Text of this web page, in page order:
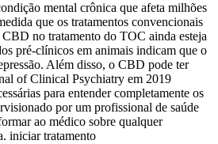
mental crônica que afeta milhões
que os tratamentos convencionais
CBD no tratamento do TOC ainda esteja
pré-clínicos em animais indicam que o
Além disso, o CBD pode ter
of Clinical Psychiatry em 2019
para entender completamente os
por um profissional de saúde
ao médico sobre qualquer
iniciar tratamento